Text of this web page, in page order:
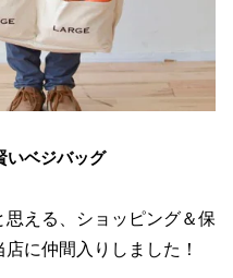
いベジバッグ
える、ショッピング＆保
に仲間入りしました！